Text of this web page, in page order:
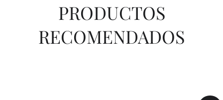
PRODUCTOS
RECOMENDADOS